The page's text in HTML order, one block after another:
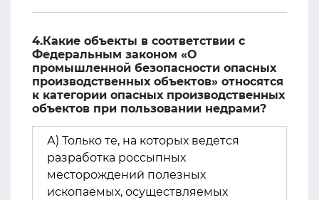
4.Какие объекты в соответствии с
Федеральным законом «О
промышленной безопасности опасных
производственных объектов» относятся
к категории опасных производственных
объектов при пользовании недрами?
А) Только те, на которых ведется
разработка россыпных
месторождений полезных
ископаемых, осуществляемых